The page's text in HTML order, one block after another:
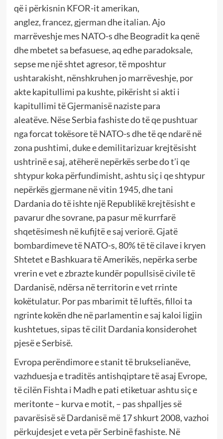
që i përkisnin KFOR-it amerikan,
anglez,francez, gjermandheitalian. Ajo
marrëveshje mes NATO-s dhe Beogradit ka qenë
dhe mbetet sa befasuese, aq edhe paradoksale,
sepse me një shtet agresor, të mposhtur
ushtarakisht, nënshkruhen jo marrëveshje, por
akte kapitullimi pa kushte, pikërisht si akti i
kapitullimi të Gjermanisë naziste para
aleatëve. Nëse Serbia fashiste do të qe pushtuar
nga forcat tokësore të NATO-s dhe të qe ndarë në
zona pushtimi, duke e demilitarizuar krejtësisht
ushtrinë e saj, atëherë nepërkës serbe do t’i qe
shtypur koka përfundimisht, ashtu siç i qe shtypur
nepërkës gjermane në vitin 1945, dhe tani
Dardania do të ishte një Republikë krejtësisht e
pavarur dhe sovrane, pa pasur më kurrfarë
shqetësimesh në kufijtë e saj veriorë. Gjatë
bombardimeve të NATO-s, 80% të të cilave i kryen
Shtetet e Bashkuara të Amerikës, nepërka serbe
vrerin e vet e zbrazte kundër popullsisë civile të
Dardanisë, ndërsa në territorin e vet rrinte
kokëtulatur. Por pas mbarimit të luftës, filloi ta
ngrinte kokën dhe në parlamentin e saj kaloi ligjin
kushtetues, sipas të cilit Dardania konsiderohet
pjesë e Serbisë.
Evropa perëndimore e stanit të brukselianëve,
vazhduesja e traditës antishqiptare të asaj Evrope,
të cilën Fishta i Madh e pati etiketuar ashtu siç e
meritonte – kurva e motit, – pas shpalljes së
pavarësisë së Dardanisë më 17 shkurt 2008, vazhoi
përkujdesjet e veta për Serbinë fashiste. Në